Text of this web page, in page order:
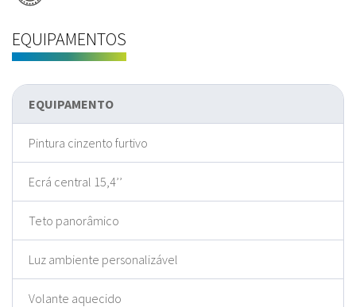
EQUIPAMENTOS
EQUIPAMENTO
Pintura cinzento furtivo
Ecrá central 15,4’’
Teto panorâmico
Luz ambiente personalizável
Volante aquecido